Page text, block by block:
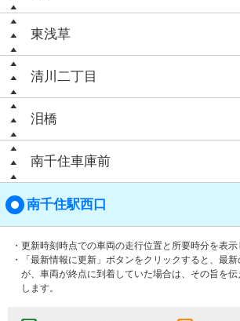
東浅草
清川二丁目
泪橋
南千住車庫前
南千住駅西口
・更新時刻時点での車両の走行位置と所要時分を表示
・「最新情報に更新」ボタンをクリックすると、最
が、車両が終点に到着していた場合は、その旨を
します。